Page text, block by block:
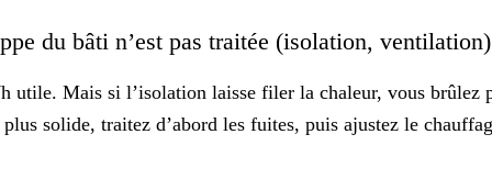
du bâti n’est pas traitée (isolation,
utile. Mais si l’isolation laisse filer la chaleur, vous
solide, traitez d’abord les fuites, puis ajustez le